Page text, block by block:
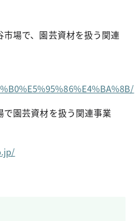
場で、園芸資材を扱う関連
園芸資材を扱う関連事業